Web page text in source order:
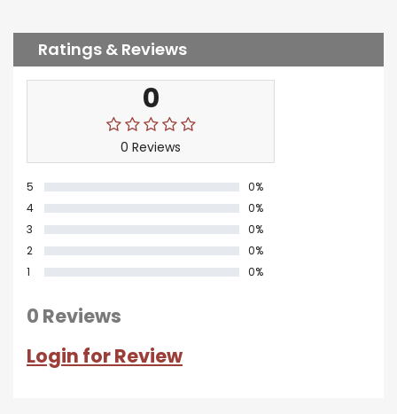
Ratings & Reviews
0
0 Reviews
5
0%
4
0%
3
0%
2
0%
1
0%
0 Reviews
Login for Review